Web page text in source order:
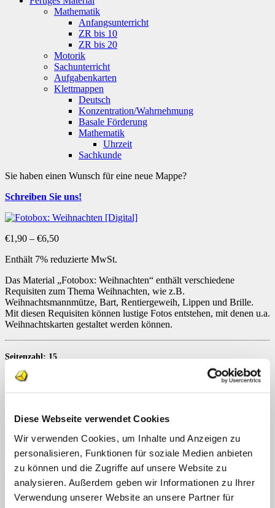
Diese Webseite verwendet Cookies
Wir verwenden Cookies, um Inhalte und Anzeigen zu
personalisieren, Funktionen für soziale Medien anbieten
zu können und die Zugriffe auf unsere Website zu
analysieren. Außerdem geben wir Informationen zu Ihrer
Verwendung unserer Website an unsere Partner für
Mathematik
Anfangsunterricht
ZR bis 10
ZR bis 20
Motorik
Sachunterricht
Aufgabenkarten
Klettmappen
Deutsch
Konzentration/Wahrnehmung
Basale Förderung
Mathematik
Uhrzeit
Sachkunde
Sie haben einen Wunsch für eine neue Mappe?
Schreiben Sie uns!
€1,90 – €6,50Preisspanne:
bis
Enthält 7% reduzierte MwSt.
Das Material „Fotobox: Weihnachten“ enthält verschiedene
Requisiten zum Thema Weihnachten, wie z.B.
Weihnachtsmannmütze, Bart, Rentiergeweih, Lippen und Brille.
Mit diesen Requisiten können lustige Fotos entstehen, mit denen u.a.
Weihnachtskarten gestaltet werden können.
Seitenzahl: 15
Lizenzierung
Zurücksetzen
Weihnachten
[Digital]
Menge
Artikelnummer:n. v. Kategorien: Downloads ,Themen,
Weihnachten Schlagwörter:Fotobox ,Weihnachten
Beschreibung
Zusätzliche Informationen